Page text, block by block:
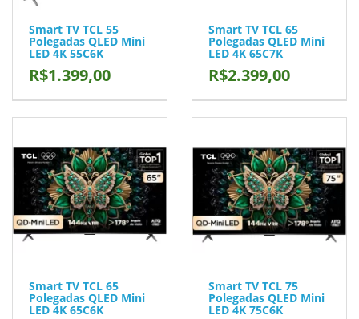
Smart TV TCL 55
Polegadas QLED Mini
LED 4K 55C6K
R$1.399,00
Smart TV TCL 65
Polegadas QLED Mini
LED 4K 65C7K
R$2.399,00
Smart TV TCL 65
Polegadas QLED Mini
LED 4K 65C6K
Smart TV TCL 75
Polegadas QLED Mini
LED 4K 75C6K